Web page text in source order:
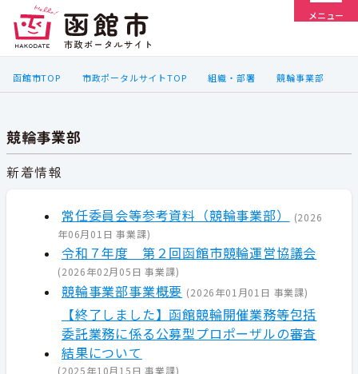
メニュー
函館市TOP 市政ポータルサイトTOP 組織・部署 競輪事業部
競輪事業部
新着情報
常任委員会等参考資料（競輪事業部） (2026
年06月01日 事業課)
令和７年度 第２回函館市競輪運営協議会
(2026年02月05日 事業課)
競輪事業部事業概要 (2026年01月01日 事業課)
【終了しました】函館競輪開催業務等包括
委託業務に係る公募型プロポーザルの審査
結果について
(2025年10月15日 事業課)